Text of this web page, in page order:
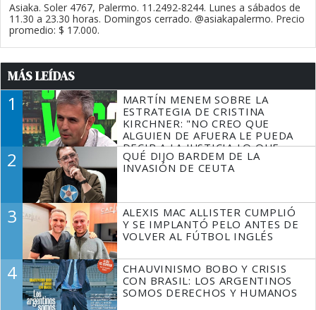
Asiaka. Soler 4767, Palermo. 11.2492-8244. Lunes a sábados de
11.30 a 23.30 horas. Domingos cerrado. @asiakapalermo. Precio
promedio: $ 17.000.
MÁS LEÍDAS
1
MARTÍN MENEM SOBRE LA
ESTRATEGIA DE CRISTINA
KIRCHNER: "NO CREO QUE
ALGUIEN DE AFUERA LE PUEDA
DECIR A LA JUSTICIA LO QUE
TIENE QUE HACER"
2
QUÉ DIJO BARDEM DE LA
INVASIÓN DE CEUTA
3
ALEXIS MAC ALLISTER CUMPLIÓ
Y SE IMPLANTÓ PELO ANTES DE
VOLVER AL FÚTBOL INGLÉS
4
CHAUVINISMO BOBO Y CRISIS
CON BRASIL: LOS ARGENTINOS
SOMOS DERECHOS Y HUMANOS